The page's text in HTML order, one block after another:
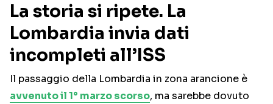
La storia si ripete. La
Lombardia invia dati
incompleti all’ISS
Il passaggio della Lombardia in zona arancione è
avvenuto il 1° marzo scorso, ma sarebbe dovuto